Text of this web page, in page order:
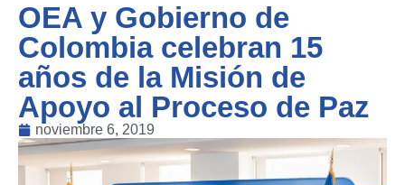
OEA y Gobierno de
Colombia celebran 15
años de la Misión de
Apoyo al Proceso de Paz
noviembre 6, 2019